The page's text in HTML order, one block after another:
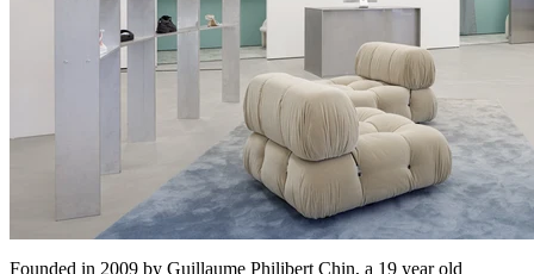
Founded in 2009 by Guillaume Philibert Chin, a 19 year old